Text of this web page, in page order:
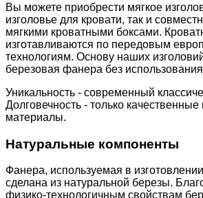
Вы можете приобрести мягкое
изголовье для кровати, так и
мягкими кроватными боксами.
изготавливаются по передовым
технологиям. Основу наших
березовая фанера без
Уникальность - современный
Долговечность - только
материалы.
Натуральные компоненты
Фанера, используемая в
сделана из натуральной березы.
физико-технологичным свойствам